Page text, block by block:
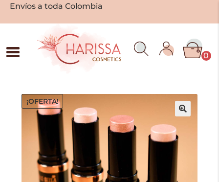
Envíos a toda Colombia
0
¡OFERTA!